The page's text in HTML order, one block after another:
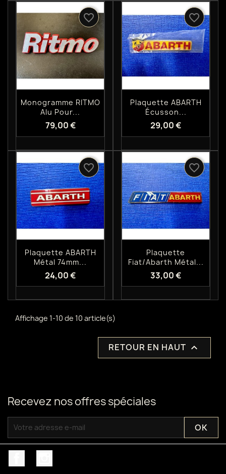
Aperçu rapide
Monogramme RITMO
Alu Pour...
79,00 €
favorite_border
Aperçu rapide
Plaquette ABARTH
Écusson...
29,00 €
favorite_border
Aperçu rapide
Plaquette ABARTH
Métal 74mm...
24,00 €
favorite_border
Aperçu rapide
Plaquette
Fiat/abarth Métal...
33,00 €
favorite_border
Affichage 1-10 de 10 article(s)
RETOUR EN HAUT 
Recevez nos offres spéciales